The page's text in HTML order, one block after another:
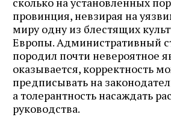
провинция, невзирая на
миру одну из блестящих
Европы. Административный
породил почти невероятное
оказывается, корректность
предписывать на
а толерантность насаждать
руководства.